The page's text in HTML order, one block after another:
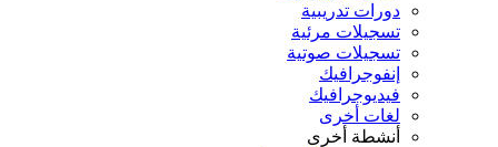
دورات تدريبية
تسجيلات مرئية
تسجيلات صوتية
إنفوجرافيك
فيديوجرافيك
لغات أخرى
أنشطة أخرى